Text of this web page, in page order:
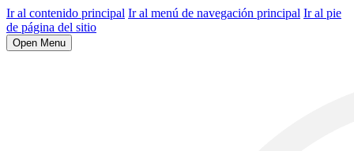
Ir al contenido principal Ir al menú de navegación principal Ir al pie
de página del sitio
Open Menu